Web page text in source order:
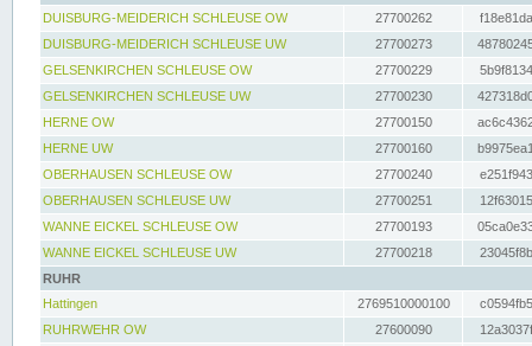
DUISBURG-MEIDERICH SCHLEUSE OW
27700262
DUISBURG-MEIDERICH SCHLEUSE UW
27700273
GELSENKIRCHEN SCHLEUSE OW
27700229
GELSENKIRCHEN SCHLEUSE UW
27700230
HERNE OW
27700150
HERNE UW
27700160
OBERHAUSEN SCHLEUSE OW
27700240
OBERHAUSEN SCHLEUSE UW
27700251
WANNE EICKEL SCHLEUSE OW
27700193
WANNE EICKEL SCHLEUSE UW
27700218
RUHR
Hattingen
2769510000100
RUHRWEHR OW
27600090